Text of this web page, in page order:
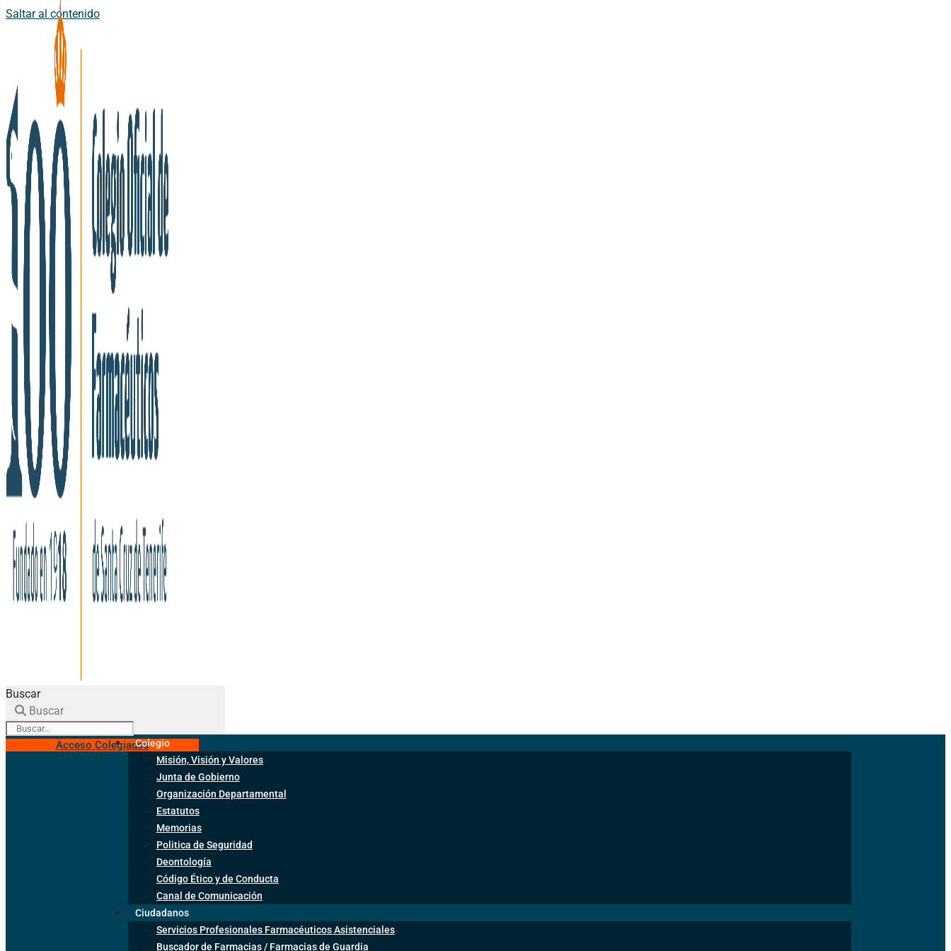
Saltar al contenido
Buscar
Buscar
Acceso ColegiadosColegio
Misión, Visión y Valores
Junta de Gobierno
Organización Departamental
Estatutos
Memorias
Politica de Seguridad
Deontología
Código Ético y de Conducta
Canal de Comunicación
Ciudadanos
Servicios Profesionales Farmacéuticos Asistenciales
Buscador de Farmacias / Farmacias de Guardia